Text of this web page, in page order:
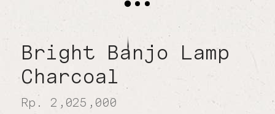
Bright Banjo Lamp
Charcoal
Rp. 2,025,000